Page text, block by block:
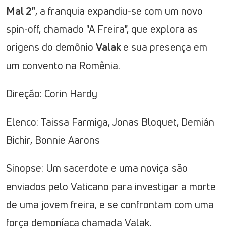
Mal 2", a franquia expandiu-se com um novo
spin-off, chamado "A Freira", que explora as
origens do demônio Valake sua presença em
um convento na Romênia.
Direção: Corin Hardy
Elenco: Taissa Farmiga, Jonas Bloquet, Demián
Bichir, Bonnie Aarons
Sinopse: Um sacerdote e uma noviça são
enviados pelo Vaticano para investigar a morte
de uma jovem freira, e se confrontam com uma
força demoníaca chamada Valak.